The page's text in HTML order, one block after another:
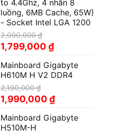
63,500,000 ₫.
to 4.4Ghz, 4 nhân 8
luồng, 6MB Cache, 65W)
- Socket Intel LGA 1200
2,090,000₫
Giá
gốc
là:
2,090,000 ₫.
1,799,000 ₫Giá
tại
là:
Mainboard Gigabyte
H610M H V2 DDR4
2,190,000₫
Giá
gốc
là:
2,190,000 ₫.
1,990,000 ₫Giá
tại
Mainboard Gigabyte
H510M-H